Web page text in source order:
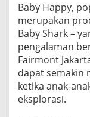
Baby Happy,
merupakan
Baby Shark –
pengalaman
Fairmont
dapat semakin
ketika anak-
eksplorasi.